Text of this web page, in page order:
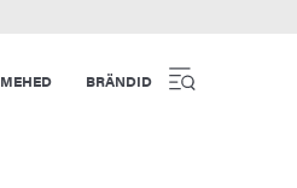
MEHED BRÄNDID